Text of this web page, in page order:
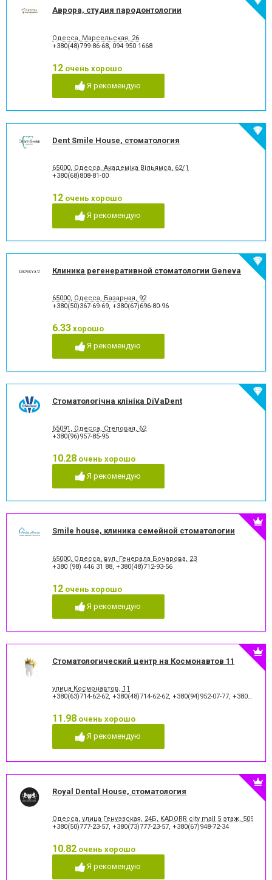
Пломбирование каналов
Подготовка к
Протезирование на
имплантат
стоматологии
Рецессия десны
Художественная
Чистка зубов
Шинирование зубов
Элайнеры
Эстетическая реставрация
Аврора, студия пародонтологии
Одесса, Марсельская, 26
+380(48)799-86-68, 094 950 1668
12 очень хорошо
Я рекомендую
Dent Smile House, стоматология
65000, Одесса, ​Академіка Вільямса, 62/1
+380(68)808-81-00
12 очень хорошо
Я рекомендую
Клиника регенеративной стоматологии Geneva
65000, Одесса, Базарная, 92
+380(50)367-69-69, +380(67)696-80-96
6.33 хорошо
Я рекомендую
Стоматологічна клініка DiVaDent
65091, Одесса, Степовая, 62
+380(96)957-85-95
10.28 очень хорошо
Я рекомендую
Smile house, клиника семейной стоматологии
65000, Одесса, вул. Генерала Бочарова, 23
+380 (98) 446 31 88, +380(48)712-93-56
12 очень хорошо
Я рекомендую
Стоматологический центр на Космонавтов 11
улица Космонавтов, 11
+380(63)714-62-62, +380(48)714-62-62, +380(94)952-07-77, +380(48)795-77-77
11.98 очень хорошо
Я рекомендую
Royal Dental House, стоматология
Одесса, улица Генуэзская, 24Б, KADORR city mall 5 этаж, 509
+380(50)777-23-57, +380(73)777-23-57, +380(67)948-72-34
10.82 очень хорошо
Я рекомендую